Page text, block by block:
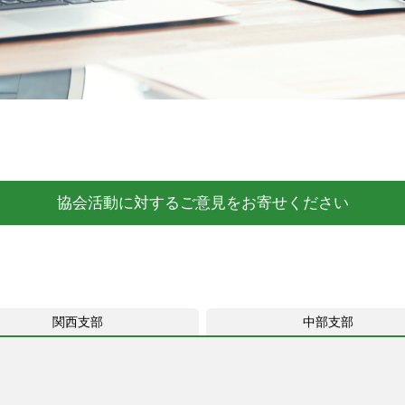
協会活動に対するご意見をお寄せください
関西支部 中部支部